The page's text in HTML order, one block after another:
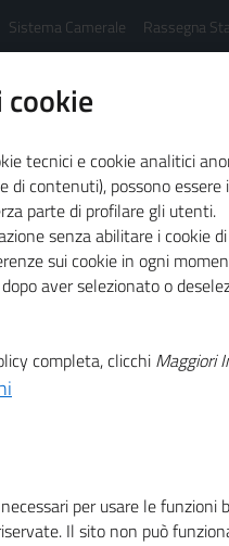
Sistema Camerale Rassegna
sistema camerale
la pace e la stabilità tra
pace e la
e il
tecnici e cookie analitici
di contenuti), possono
parte di profilare gli utenti.
senza abilitare i cookie
sui cookie in ogni
aver selezionato o
completa, clicchi Maggiori
per usare le
Il sito non può